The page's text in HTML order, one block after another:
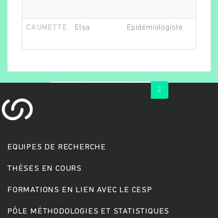
CAUMETTE Elsa Epidémiologiste
2
EQUIPES DE RECHERCHE
THÈSES EN COURS
FORMATIONS EN LIEN AVEC LE CESP
PÔLE MÉTHODOLOGIES ET STATISTIQUES